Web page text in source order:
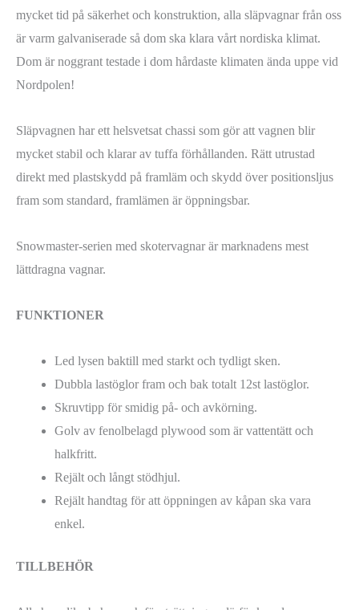
mycket tid på säkerhet och konstruktion, alla släpvagnar från oss
är varm galvaniserade så dom ska klara vårt nordiska klimat.
Dom är noggrant testade i dom hårdaste klimaten ända uppe vid
Nordpolen!
Släpvagnen har ett helsvetsat chassi som gör att vagnen blir
mycket stabil och klarar av tuffa förhållanden. Rätt utrustad
direkt med plastskydd på framläm och skydd över positionsljus
fram som standard, framlämen är öppningsbar.
Snowmaster-serien med skotervagnar är marknadens mest
lättdragna vagnar.
FUNKTIONER
Led lysen baktill med starkt och tydligt sken.
Dubbla lastöglor fram och bak totalt 12st lastöglor.
Skruvtipp för smidig på- och avkörning.
Golv av fenolbelagd plywood som är vattentätt och
halkfritt.
Rejält och långt stödhjul.
Rejält handtag för att öppningen av kåpan ska vara
enkel.
TILLBEHÖR